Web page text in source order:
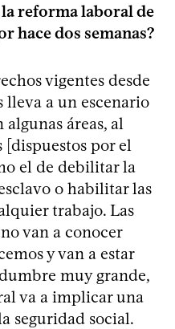
reforma laboral de
hace dos semanas?
vigentes desde
lleva a un escenario
áreas, al
por el
el de debilitar la
o habilitar las
trabajo. Las
van a conocer
y van a estar
muy grande,
va a implicar una
seguridad social.